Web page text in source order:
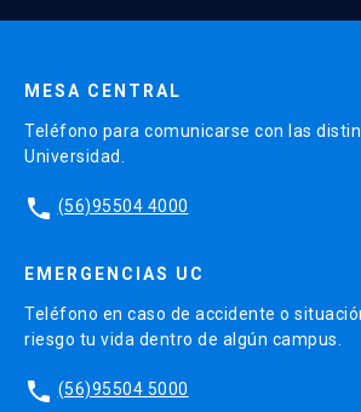
MESA CENTRAL
Teléfono para comunicarse con las
Universidad.
phone (56)95504 4000
EMERGENCIAS UC
Teléfono en caso de accidente o
riesgo tu vida dentro de algún campus.
phone (56)95504 5000